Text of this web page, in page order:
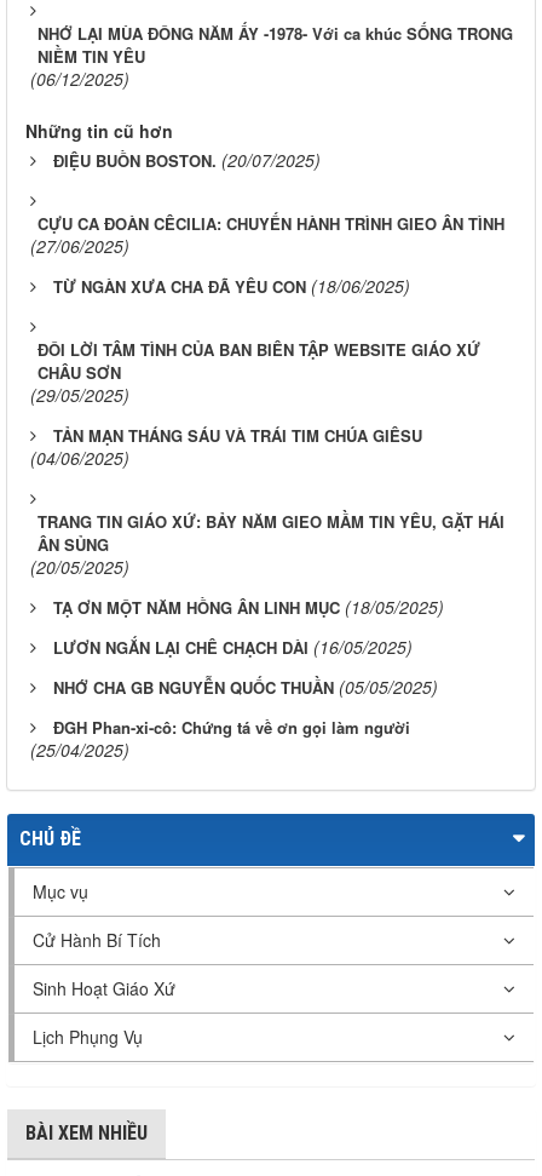
NHỚ LẠI MÙA ĐÔNG NĂM ẤY -1978- Với ca khúc SỐNG TRONG
NIỀM TIN YÊU
(06/12/2025)
Những tin cũ hơn
ĐIỆU BUỒN BOSTON. (20/07/2025)
CỰU CA ĐOÀN CÊCILIA: CHUYẾN HÀNH TRÌNH GIEO ÂN TÌNH
(27/06/2025)
TỪ NGÀN XƯA CHA ĐÃ YÊU CON (18/06/2025)
ĐÔI LỜI TÂM TÌNH CỦA BAN BIÊN TẬP WEBSITE GIÁO XỨ
CHÂU SƠN
(29/05/2025)
TẢN MẠN THÁNG SÁU VÀ TRÁI TIM CHÚA GIÊSU
(04/06/2025)
​​​​​​​TRANG TIN GIÁO XỨ: BẢY NĂM GIEO MẦM TIN YÊU, GẶT HÁI
ÂN SỦNG
(20/05/2025)
TẠ ƠN MỘT NĂM HỒNG ÂN LINH MỤC (18/05/2025)
LƯƠN NGẮN LẠI CHÊ CHẠCH DÀI (16/05/2025)
NHỚ CHA GB NGUYỄN QUỐC THUẦN (05/05/2025)
ĐGH Phan-xi-cô: Chứng tá về ơn gọi làm người
(25/04/2025)
CHỦ ĐỀ
Mục vụ
Cử Hành Bí Tích
Sinh Hoạt Giáo Xứ
Lịch Phụng Vụ
BÀI XEM NHIỀU